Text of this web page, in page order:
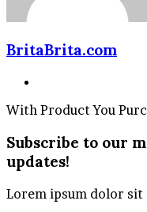
BritaBrita.com
With Product You
Subscribe to our
updates!
Lorem ipsum dolor sit